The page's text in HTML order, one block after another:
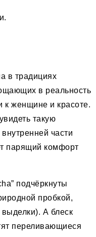
в традициях
в реальность
женщине и красоте.
такую
части
парящий комфорт
подчёркнуты
пробкой,
А блеск
переливающиеся